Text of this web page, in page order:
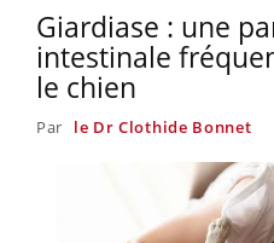
Giardiase : une
intestinale
le chien
Par le Dr Clothide Bonnet